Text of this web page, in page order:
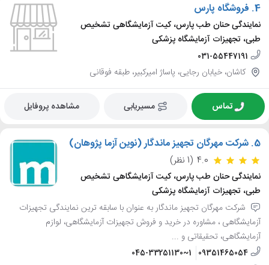
4. فروشگاه پارس
نمایندگی حنان طب پارس، کیت آزمایشگاهی تشخیص
طبی، تجهیزات آزمایشگاه پزشکی
031-55447191
کاشان، خیابان رجایی، پاساژ امیرکبیر، طبقه فوقانی
تماس مسیریابی مشاهده پروفایل
5. شرکت مهرگان تجهیز ماندگار (نوین آزما پژوهان)
4.0 (1 نظر)
نمایندگی حنان طب پارس، کیت آزمایشگاهی تشخیص
طبی، تجهیزات آزمایشگاه پزشکی
شرکت مهرگان تجهیز ماندگار به عنوان با سابقه ترین نمایندگی تجهیزات
آزمایشگاهی ، مشاوره در خرید و فروش تجهیزات آزمایشگاهی، لوازم
آزمایشگاهی، تحقیقاتی و ...
09351465054
045-33251130~1